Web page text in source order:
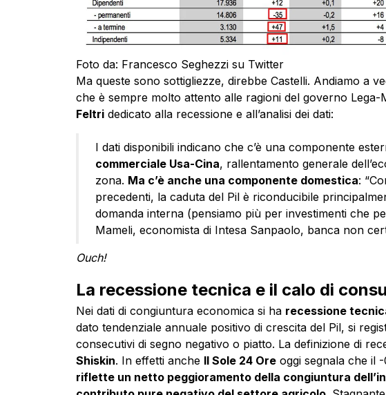
Foto da: Francesco Seghezzi su Twitter
Ma queste sono sottigliezze, direbbe Castelli. Andiamo a
che è sempre molto attento alle ragioni del governo Lega-
Feltridedicato alla recessione e all’analisi dei dati:
I dati disponibili indicano che c’è una componente
commerciale Usa-Cina, rallentamento generale
zona. Ma c’è anche una componente domestica:
precedenti, la caduta del Pil è riconducibile
domanda interna (pensiamo più per investimenti che
Mameli, economista di Intesa Sanpaolo, banca non
Ouch!
La recessione tecnica e il calo di
Nei dati di congiuntura economica si ha recessione
dato tendenziale annuale positivo di crescita del Pil, si
consecutivi di segno negativo o piatto. La definizione di
Shiskin. In effetti anche Il Sole 24 Oreoggi segnala che il -
riflette un netto peggioramento della congiuntura